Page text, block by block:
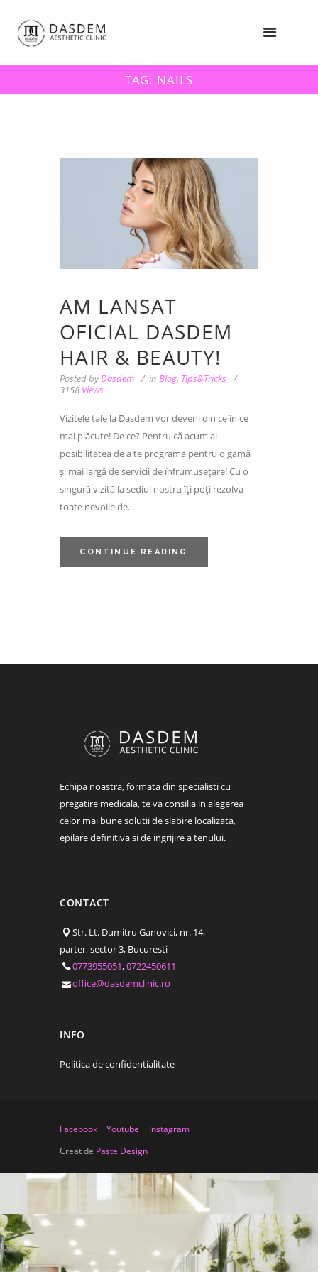
TAG: NAILS
AM LANSAT
OFICIAL DASDEM
HAIR & BEAUTY!
Posted byDasdem in Blog, Tips&Tricks
3158 Views
Vizitele tale la Dasdem vor deveni din ce în ce
mai plăcute! De ce? Pentru că acum ai
posibilitatea de a te programa pentru o gamă
și mai largă de servicii de înfrumusețare! Cu o
singură vizită la sediul nostru îți poți rezolva
toate nevoile de...
CONTINUE READING
Echipa noastra, formata din specialisti cu
pregatire medicala, te va consilia in alegerea
celor mai bune solutii de slabire localizata,
epilare definitiva si de ingrijire a tenului.
CONTACT
Str. Lt. Dumitru Ganovici, nr. 14,
parter, sector 3, Bucuresti
0773955051,0722450611
office@dasdemclinic.ro
INFO
Politica de confidentialitate
Facebook Youtube
Instagram
Creat de PastelDesign